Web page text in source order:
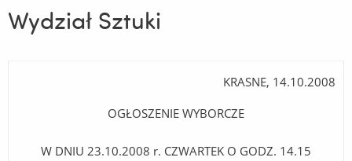
Wydział Sztuki
KRASNE, 14.10.2008
OGŁOSZENIE WYBORCZE
W DNIU 23.10.2008 r. CZWARTEK O GODZ. 14.15